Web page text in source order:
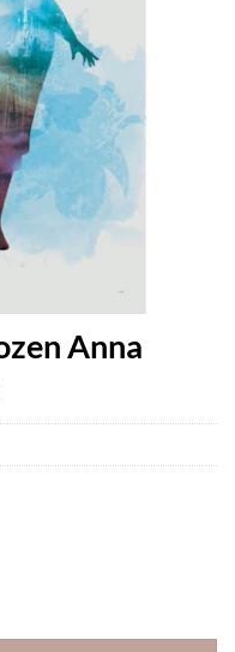
Anna